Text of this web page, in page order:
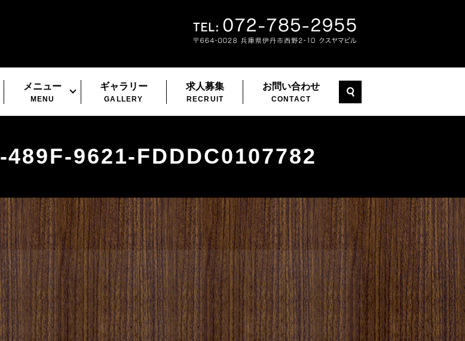
メニュー
MENU
ギャラリー
GALLERY
求人募集
RECRUIT
お問い合わせ
CONTACT
9621-FDDDC0107782